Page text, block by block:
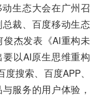
生态大会在广州召
裁、百度移动生态
杰发表《AI重构未
以AI原生思维重构
搜索、百度APP、
服务的用户体验，